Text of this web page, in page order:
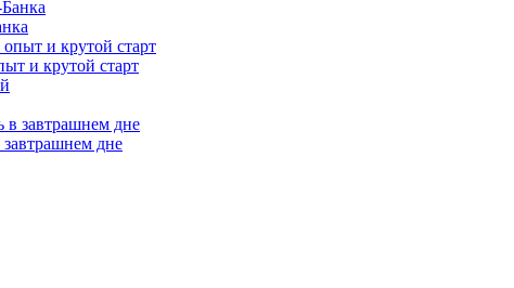
и крутой старт
дне